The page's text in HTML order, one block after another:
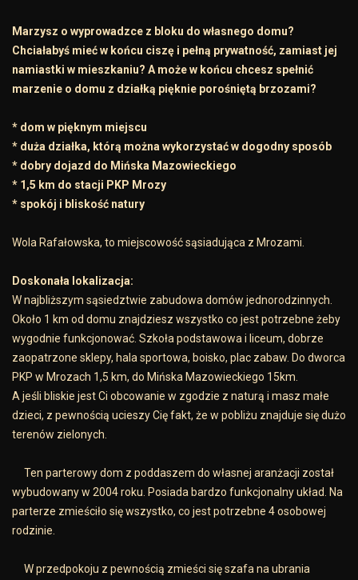
Marzysz o wyprowadzce z bloku do własnego domu?
Chciałabyś mieć w końcu ciszę i pełną prywatność, zamiast jej
namiastki w mieszkaniu? A może w końcu chcesz spełnić
marzenie o domu z działką pięknie porośniętą brzozami?
* dom w pięknym miejscu
* duża działka, którą można wykorzystać w dogodny sposób
* dobry dojazd do Mińska Mazowieckiego
* 1,5 km do stacji PKP Mrozy
* spokój i bliskość natury
Wola Rafałowska, to miejscowość sąsiadująca z Mrozami.
Doskonała lokalizacja:
W najbliższym sąsiedztwie zabudowa domów jednorodzinnych.
Około 1 km od domu znajdziesz wszystko co jest potrzebne żeby
wygodnie funkcjonować. Szkoła podstawowa i liceum, dobrze
zaopatrzone sklepy, hala sportowa, boisko, plac zabaw. Do dworca
PKP w Mrozach 1,5 km, do Mińska Mazowieckiego 15km.
A jeśli bliskie jest Ci obcowanie w zgodzie z naturą i masz małe
dzieci, z pewnością ucieszy Cię fakt, że w pobliżu znajduje się dużo
terenów zielonych.
Ten parterowy dom z poddaszem do własnej aranżacji został
wybudowany w 2004 roku. Posiada bardzo funkcjonalny układ. Na
parterze zmieściło się wszystko, co jest potrzebne 4 osobowej
rodzinie.
W przedpokoju z pewnością zmieści się szafa na ubrania